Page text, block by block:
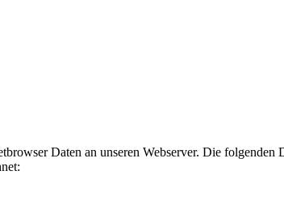
Daten an unseren Webserver. Die